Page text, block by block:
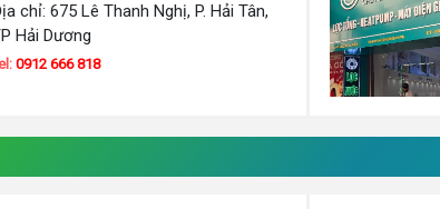
chỉ: 675 Lê Thanh Nghị, P. Hải Tân,
Hải Dương
0912 666 818